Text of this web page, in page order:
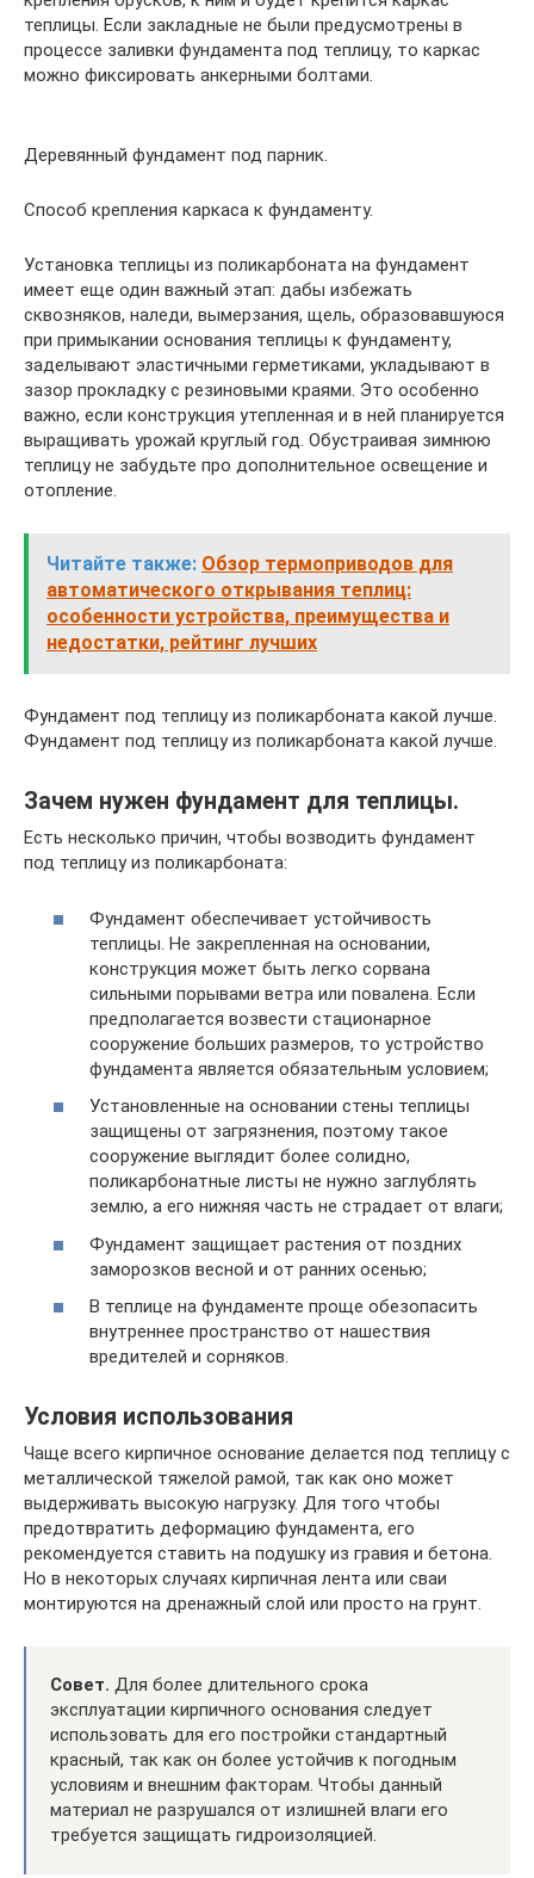
теплицы. Если закладные не были предусмотрены в
процессе заливки фундамента под теплицу, то каркас
можно фиксировать анкерными болтами.
Деревянный фундамент под парник.
Способ крепления каркаса к фундаменту.
Установка теплицы из поликарбоната на фундамент
имеет еще один важный этап: дабы избежать
сквозняков, наледи, вымерзания, щель, образовавшуюся
при примыкании основания теплицы к фундаменту,
заделывают эластичными герметиками, укладывают в
зазор прокладку с резиновыми краями. Это особенно
важно, если конструкция утепленная и в ней планируется
выращивать урожай круглый год. Обустраивая зимнюю
теплицу не забудьте про дополнительное освещение и
отопление.
Читайте также: Обзор термоприводов для
автоматического открывания теплиц:
особенности устройства, преимущества и
недостатки, рейтинг лучших
Фундамент под теплицу из поликарбоната какой лучше.
Фундамент под теплицу из поликарбоната какой лучше.
Зачем нужен фундамент для теплицы.
Есть несколько причин, чтобы возводить фундамент
под теплицу из поликарбоната:
Фундамент обеспечивает устойчивость
теплицы. Не закрепленная на основании,
конструкция может быть легко сорвана
сильными порывами ветра или повалена. Если
предполагается возвести стационарное
сооружение больших размеров, то устройство
фундамента является обязательным условием;
Установленные на основании стены теплицы
защищены от загрязнения, поэтому такое
сооружение выглядит более солидно,
поликарбонатные листы не нужно заглублять
землю, а его нижняя часть не страдает от влаги;
Фундамент защищает растения от поздних
заморозков весной и от ранних осенью;
В теплице на фундаменте проще обезопасить
внутреннее пространство от нашествия
вредителей и сорняков.
Условия использования
Чаще всего кирпичное основание делается под теплицу с
металлической тяжелой рамой, так как оно может
выдерживать высокую нагрузку. Для того чтобы
предотвратить деформацию фундамента, его
рекомендуется ставить на подушку из гравия и бетона.
Но в некоторых случаях кирпичная лента или сваи
монтируются на дренажный слой или просто на грунт.
Совет. Для более длительного срока
эксплуатации кирпичного основания следует
использовать для его постройки стандартный
красный, так как он более устойчив к погодным
условиям и внешним факторам. Чтобы данный
материал не разрушался от излишней влаги его
требуется защищать гидроизоляцией.